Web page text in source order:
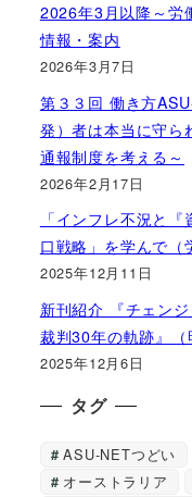
2026年3月以降～労
情報・案内
2026年3月7日
第３３回 働き方
発）者は本当に守
通報制度を考える～
2026年2月17日
「インフレ不況と
口戦略」を学んで（
2025年12月11日
新刊紹介 『チェン
裁判30年の軌跡』（
2025年12月6日
タグ
ASU-NETつどい
オーストラリア